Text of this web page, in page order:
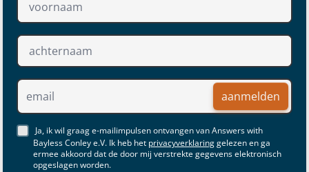
aanmelden
Ja, ik wil graag e-mailimpulsen ontvangen van Answers with
Bayless Conley e.V. Ik heb het privacyverklaringgelezen en ga
ermee akkoord dat de door mij verstrekte gegevens elektronisch
opgeslagen worden.